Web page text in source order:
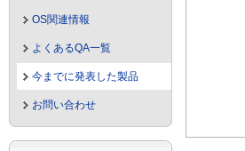
OS関連情報
よくあるQA一覧
今までに発表した製品
お問い合わせ